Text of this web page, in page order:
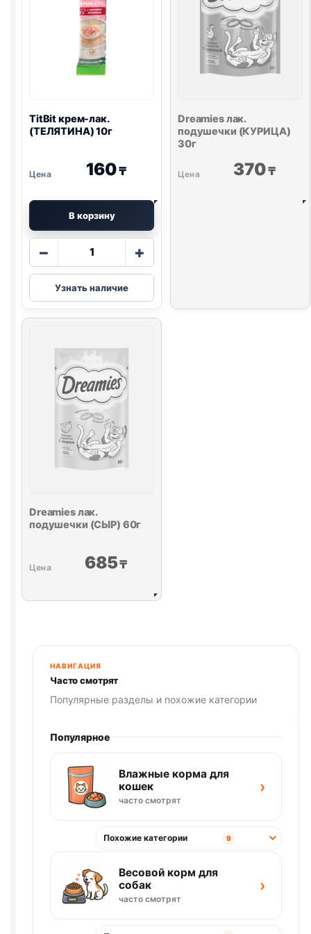
TitBit крем-лак.
(ТЕЛЯТИНА) 10г
160₸
В корзину
−
Количество
TitBit
крем-
лак.
+
Узнать наличие
Dreamiesлак.
подушечки (КУРИЦА)
30г
370₸
Dreamiesлак.
подушечки (СЫР) 60г
685₸
НАВИГАЦИЯ
Часто смотрят
Популярные разделы и похожие категории
Популярное
Влажные корма для
кошек
часто смотрят
›
Похожие категории 9
Весовой корм для
собак
часто смотрят
›